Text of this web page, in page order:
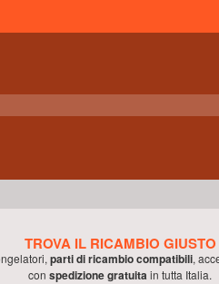
TROVA IL RICAMBIO GIUSTO
, parti di ricambio compatibili,
con spedizione gratuitain tutta Italia.